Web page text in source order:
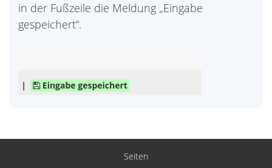
in der Fußzeile die Meldung „Eingabe
gespeichert“.
Seiten